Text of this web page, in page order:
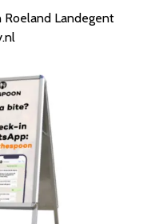
Roeland Landegent